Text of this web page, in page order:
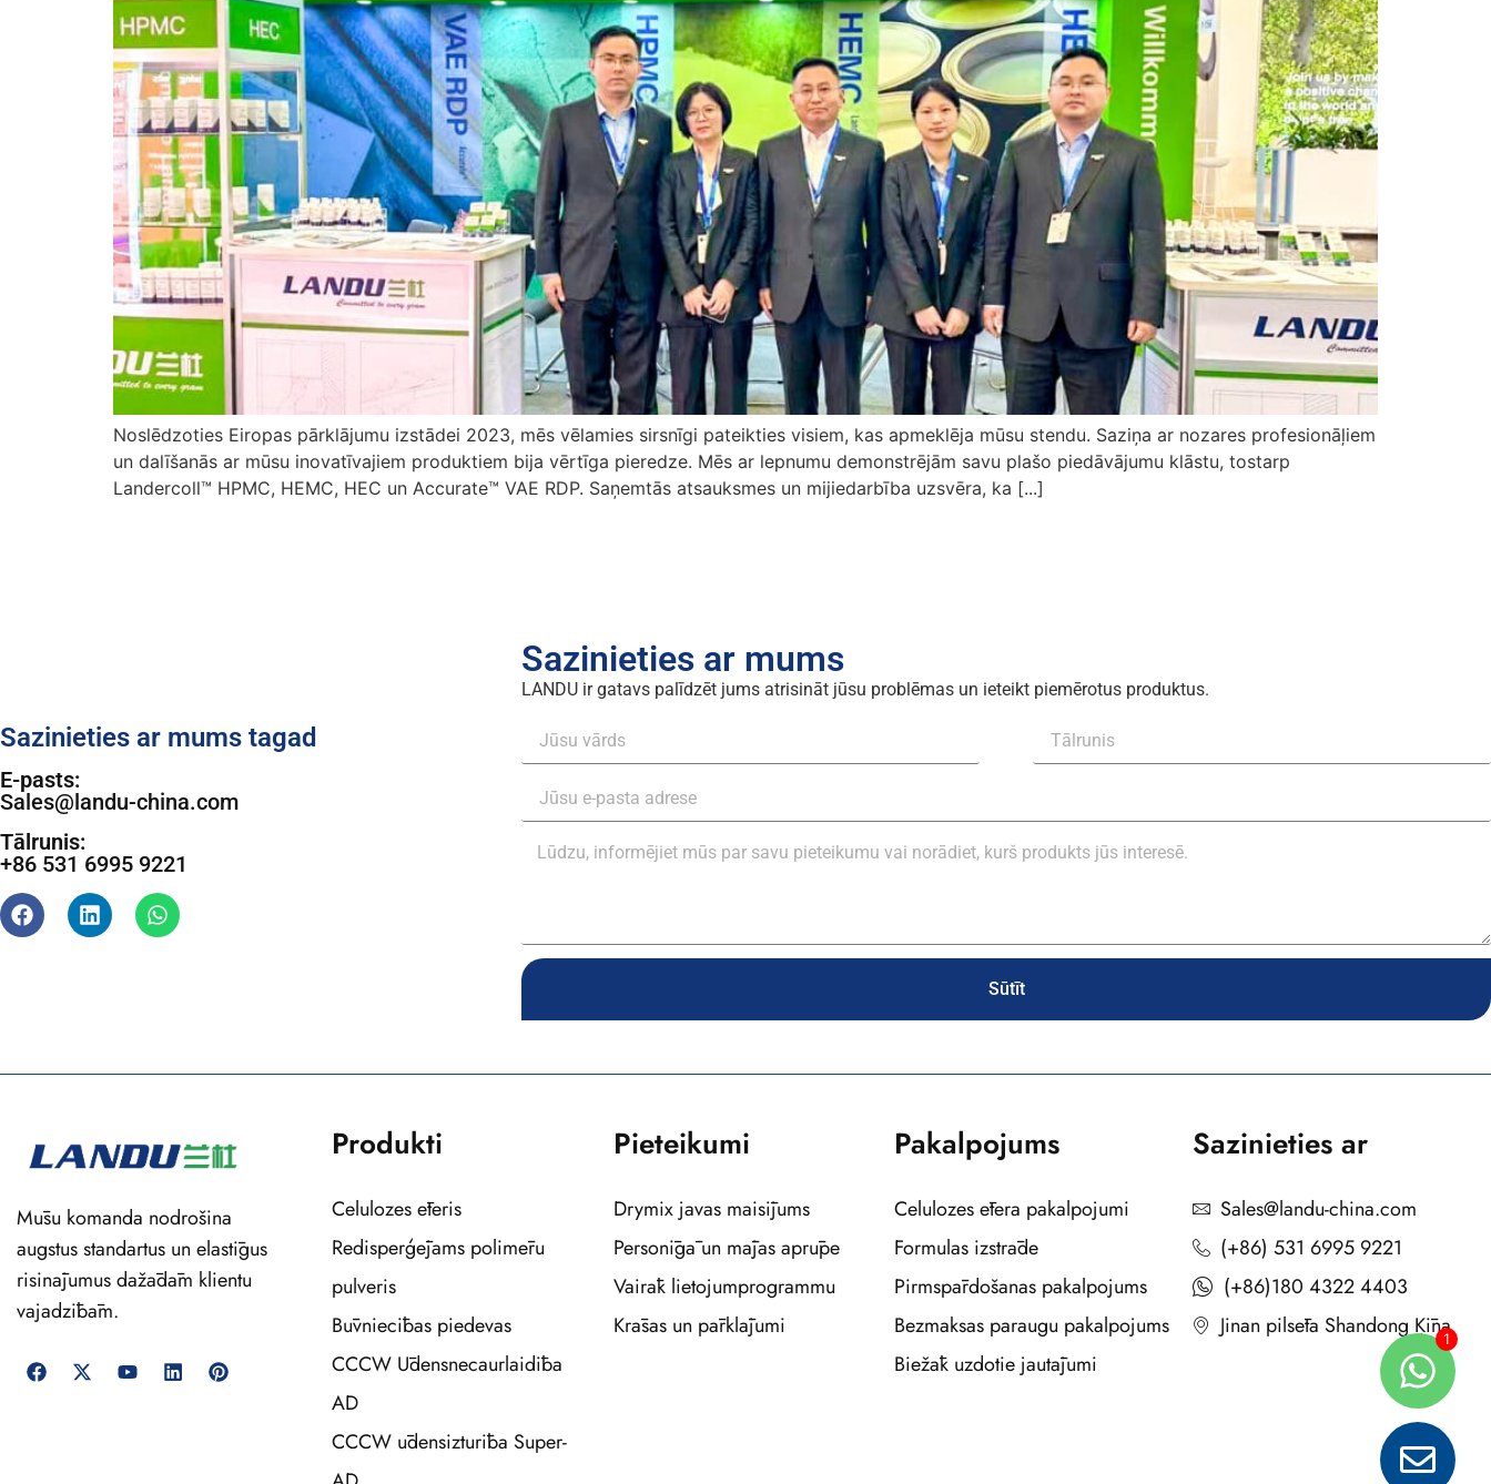
Noslēdzoties Eiropas pārklājumu izstādei 2023, mēs vēlamies sirsnīgi pateikties visiem, kas apmeklēja mūsu stendu. Saziņa ar nozares profesionāļiem
un dalīšanās ar mūsu inovatīvajiem produktiem bija vērtīga pieredze. Mēs ar lepnumu demonstrējām savu plašo piedāvājumu klāstu, tostarp
Landercoll™ HPMC, HEMC, HEC un Accurate™ VAE RDP. Saņemtās atsauksmes un mijiedarbība uzsvēra, ka [...]
Sazinieties ar mums tagad
E-pasts:
Sales@landu-china.com
Tālrunis:
+86 531 6995 9221
Sazinieties ar mums
LANDU ir gatavs palīdzēt jums atrisināt jūsu problēmas un ieteikt piemērotus produktus.
Sūtīt
Mūsu komanda nodrošina
augstus standartus un elastīgus
risinājumus dažādām klientu
vajadzībām.
Produkti
Celulozes ēteris
Redisperģējams polimēru
pulveris
Būvniecības piedevas
CCCW Ūdensnecaurlaidība
AD
CCCW ūdensizturība Super-
Pieteikumi
Drymix javas maisījums
Personīgā un mājas aprūpe
Vairāk lietojumprogrammu
Krāsas un pārklājumi
Pakalpojums
Celulozes ētera pakalpojumi
Formulas izstrāde
Pirmspārdošanas pakalpojums
Bezmaksas paraugu pakalpojums
Biežāk uzdotie jautājumi
Sazinieties ar
Sales@landu-china.com
(+86) 531 6995 9221
(+86)180 4322 4403
Jinan pilsēta Shandong Ķīna